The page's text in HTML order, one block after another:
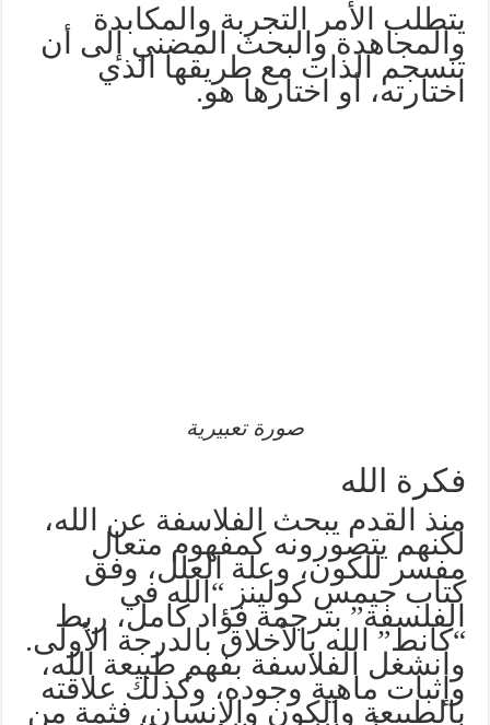
يتطلب الأمر التجربة والمكابدة
والمجاهدة والبحث المضني إلى أن
تنسجم الذات مع طريقها الذي
اختارته، أو اختارها هو.
صورة تعبيرية
فكرة الله
منذ القدم يبحث الفلاسفة عن الله،
لكنهم يتصورونه كمفهوم متعال
مفسر للكون، وعلة العلل، وفق
كتاب جيمس كولينز “الله في
الفلسفة” بترجمة فؤاد كامل، ربط
“كانط” الله بالأخلاق بالدرجة الأولى.
وانشغل الفلاسفة بفهم طبيعة الله،
وإثبات ماهية وجوده، وكذلك علاقته
بالطبيعة والكون والإنسان، فثمة من